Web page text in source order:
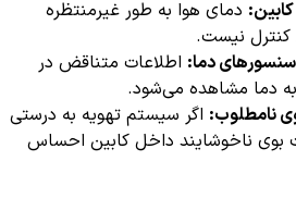
دمای هوا به طور غیرمنتظره
کنترل نیست.
دما: اطلاعات متناقض در
دما مشاهده می‌شود.
نامطلوب: اگر سیستم تهویه به درستی
بوی ناخوشایند داخل کابین احساس